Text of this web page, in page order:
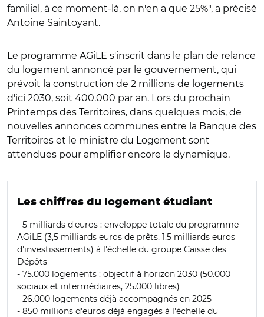
familial, à ce moment-là, on n'en a que 25%", a précisé
Antoine Saintoyant.
Le programme AGiLE s'inscrit dans le plan de relance
du logement annoncé par le gouvernement, qui
prévoit la construction de 2 millions de logements
d'ici 2030, soit 400.000 par an. Lors du prochain
Printemps des Territoires, dans quelques mois, de
nouvelles annonces communes entre la Banque des
Territoires et le ministre du Logement sont
attendues pour amplifier encore la dynamique.
Les chiffres du logement étudiant
- 5 milliards d'euros : enveloppe totale du programme
AGiLE (3,5 milliards euros de prêts, 1,5 milliards euros
d'investissements) à l'échelle du groupe Caisse des
Dépôts
- 75.000 logements : objectif à horizon 2030 (50.000
sociaux et intermédiaires, 25.000 libres)
- 26.000 logements déjà accompagnés en 2025
- 850 millions d'euros déjà engagés à l'échelle du